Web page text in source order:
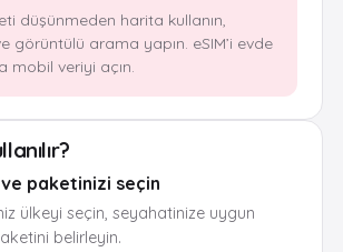
düşünmeden harita kullanın,
görüntülü arama yapın. eSIM’i evde
mobil veriyi açın.
paketinizi seçin
ülkeyi seçin, seyahatinize uygun
belirleyin.